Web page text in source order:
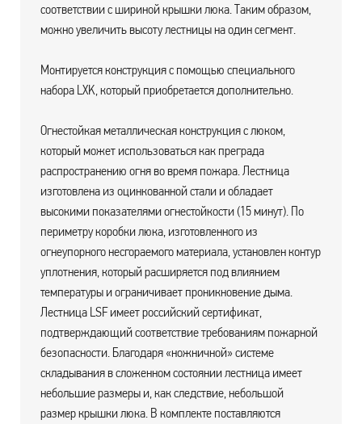
соответствии с шириной крышки люка. Таким образом,
можно увеличить высоту лестницы на один сегмент.
Монтируется конструкция с помощью специального
набора LXK, который приобретается дополнительно.
Огнестойкая металлическая конструкция с люком,
который может использоваться как преграда
распространению огня во время пожара. Лестница
изготовлена из оцинкованной стали и обладает
высокими показателями огнестойкости (15 минут). По
периметру коробки люка, изготовленного из
огнеупорного несгораемого материала, установлен контур
уплотнения, который расширяется под влиянием
температуры и ограничивает проникновение дыма.
Лестница LSF имеет российский сертификат,
подтверждающий соответствие требованиям пожарной
безопасности. Благодаря «ножничной» системе
складывания в сложенном состоянии лестница имеет
небольшие размеры и, как следствие, небольшой
размер крышки люка. В комплекте поставляются